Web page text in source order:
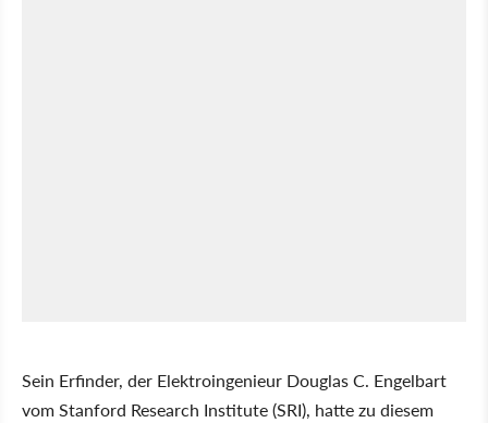
Sein Erfinder, der Elektroingenieur Douglas C. Engelbart
vom Stanford Research Institute (SRI), hatte zu diesem